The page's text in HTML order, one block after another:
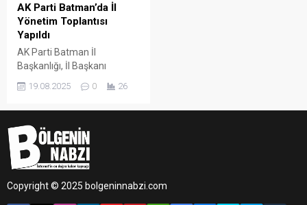
AK Parti Batman’da İl
Yönetim Toplantısı
Yapıldı
AK Parti Batman İl
Başkanlığı, İl Başkanı
il yürütme ve yönetim kurulu
19.08.2025 0 26
Copyright © 2025 bolgeninnabzi.com